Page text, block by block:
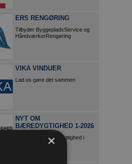
ERS RENGØRING
Tilbyder ByggepladsService og
HåndværkerRengøring
VIKA VINDUER
Lad os gøre det sammen
NYT OM
BÆREDYGTIGHED 1-2026
Magasin om bæredygtighed i
byggebranchen
×